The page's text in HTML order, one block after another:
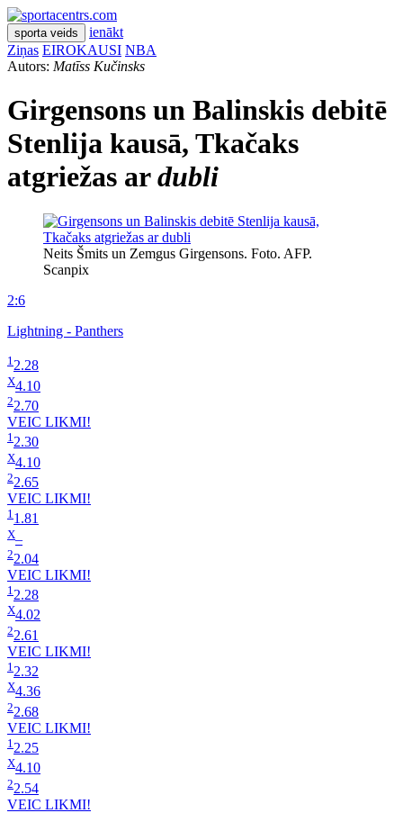
sporta veids
ienākt
Ziņas EIROKAUSI NBA
Autors: Matīss Kučinsks
Girgensons un Balinskis debitē
Stenlija kausā, Tkačaks
atgriežas ardubli
Neits Šmits un Zemgus Girgensons. Foto. AFP.
Scanpix
2:6
Lightning - Panthers
1 2.28
X4.10
22.70
VEIC LIKMI!
1 2.30
X4.10
22.65
VEIC LIKMI!
1 1.81
X–
22.04
VEIC LIKMI!
1 2.28
X4.02
22.61
VEIC LIKMI!
1 2.32
X4.36
22.68
VEIC LIKMI!
1 2.25
X4.10
22.54
VEIC LIKMI!